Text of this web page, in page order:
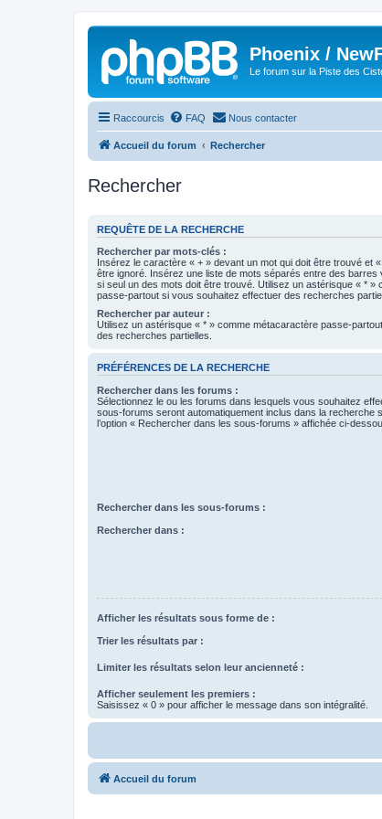
Phoenix /
Le forum sur la Piste des
Raccourcis FAQ Nous contacter
Accueil du forum Rechercher
Rechercher
REQUÊTE DE LA RECHERCHE
Rechercher par mots-clés :
Insérez le caractère « + » devant un mot qui doit être trouvé et
être ignoré. Insérez une liste de mots séparés entre des barres
si seul un des mots doit être trouvé. Utilisez un astérisque « * »
passe-partout si vous souhaitez effectuer des recherches
Rechercher par auteur :
Utilisez un astérisque « * » comme métacaractère passe-
des recherches partielles.
PRÉFÉRENCES DE LA RECHERCHE
Rechercher dans les forums :
Sélectionnez le ou les forums dans lesquels vous souhaitez
sous-forums seront automatiquement inclus dans la recherche
l’option « Rechercher dans les sous-forums » affichée ci-
Rechercher dans les sous-forums :
Rechercher dans :
Afficher les résultats sous forme de :
Trier les résultats par :
Limiter les résultats selon leur ancienneté :
Afficher seulement les premiers :
Saisissez « 0 » pour afficher le message dans son intégralité.
Accueil du forum